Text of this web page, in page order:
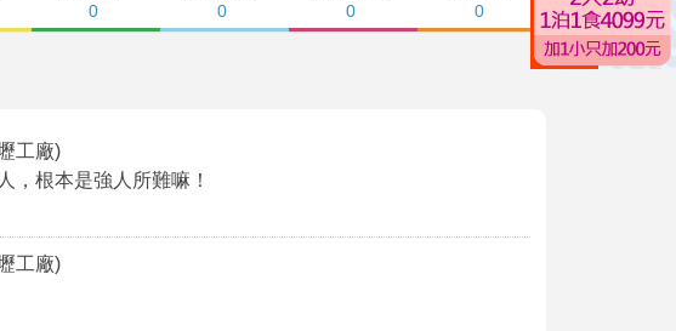
0
0
0
0
工廠)
，根本是強人所難嘛！
工廠)